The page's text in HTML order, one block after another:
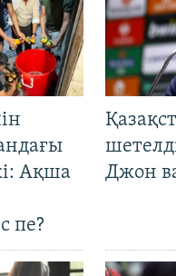
Ақша
пе?
Джон